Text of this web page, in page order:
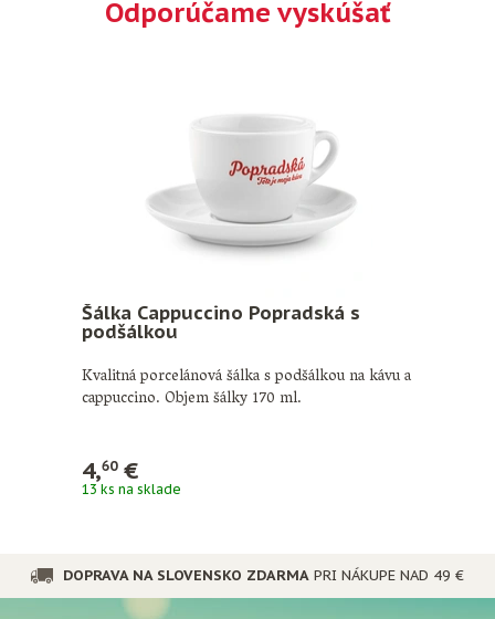
Odporúčame vyskúšať
Šálka Cappuccino Popradská s
podšálkou
Kvalitná porcelánová šálka s podšálkou na kávu a
cappuccino. Objem šálky 170 ml.
4,60€
13 ks na sklade
DOPRAVA NA SLOVENSKO ZDARMA PRI NÁKUPE NAD 49 €